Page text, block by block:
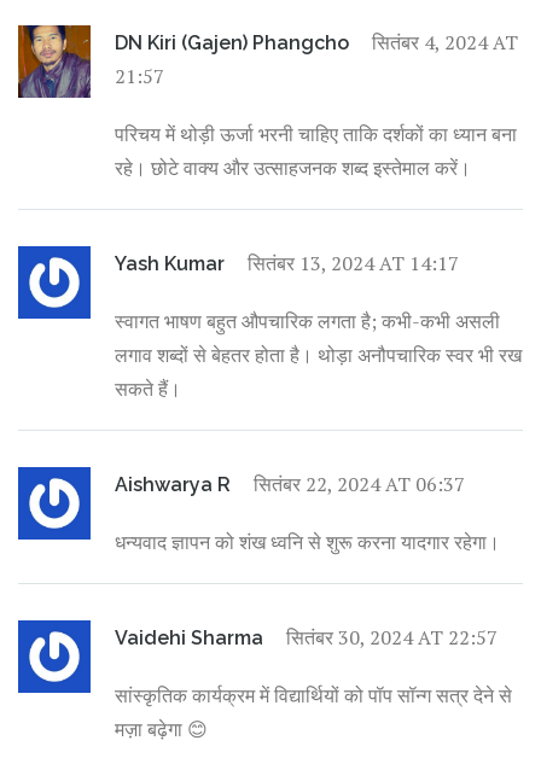
DN Kiri (Gajen) Phangcho
सितंबर 4, 2024 AT
21:57
परिचय में थोड़ी ऊर्जा भरनी चाहिए ताकि दर्शकों का ध्यान बना
रहे। छोटे वाक्य और उत्साहजनक शब्द इस्तेमाल करें।
Yash Kumar सितंबर 13, 2024 AT 14:17
स्वागत भाषण बहुत औपचारिक लगता है; कभी-कभी असली
लगाव शब्दों से बेहतर होता है। थोड़ा अनौपचारिक स्वर भी रख
सकते हैं।
Aishwarya R सितंबर 22, 2024 AT 06:37
धन्यवाद ज्ञापन को शंख ध्वनि से शुरू करना यादगार रहेगा।
Vaidehi Sharma सितंबर 30, 2024 AT 22:57
सांस्कृतिक कार्यक्रम में विद्यार्थियों को पॉप सॉन्ग सत्र देने से
मज़ा बढ़ेगा 😊